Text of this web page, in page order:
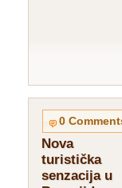
0
Nova
turistička
senzacija u